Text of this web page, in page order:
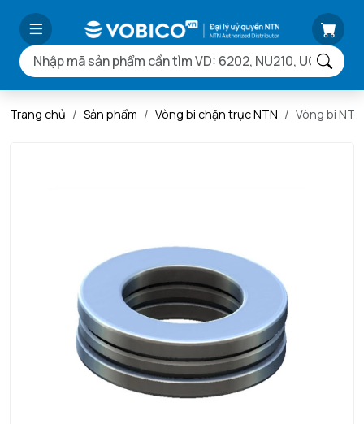
Trang chủ Sản phẩm Vòng bi chặn trục NTN Vòng bi NTN